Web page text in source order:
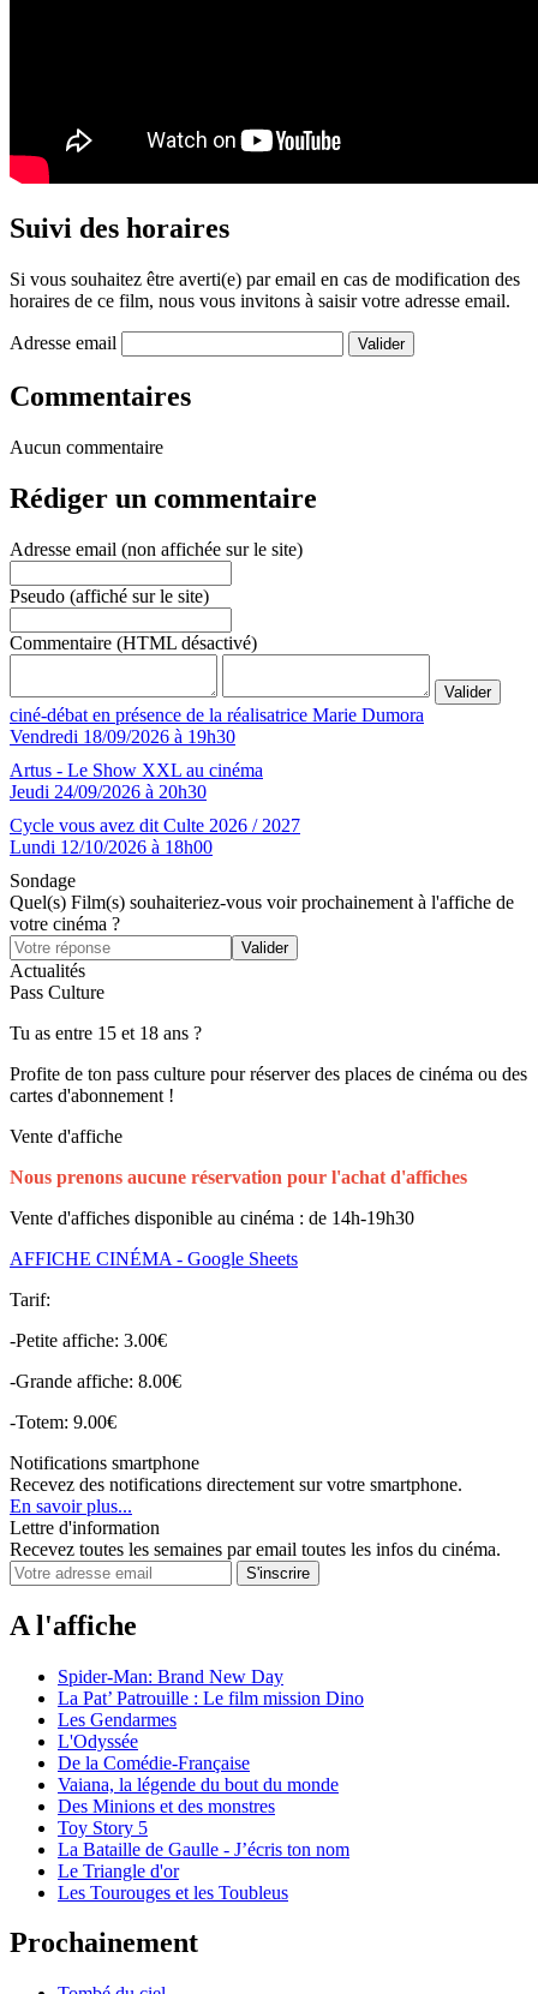
Suivi des horaires
Si vous souhaitez être averti(e) par email en cas de modification des
horaires de ce film, nous vous invitons à saisir votre adresse email.
Adresse email
Commentaires
Aucun commentaire
Rédiger un commentaire
Adresse email (non affichée sur le site)
Pseudo (affiché sur le site)
Commentaire (HTML désactivé)
ciné-débat en présence de la réalisatrice Marie Dumora
Vendredi 18/09/2026 à 19h30
Artus - Le Show XXL au cinéma
Jeudi 24/09/2026 à 20h30
Cycle vous avez dit Culte 2026 / 2027
Lundi 12/10/2026 à 18h00
Sondage
Quel(s) Film(s) souhaiteriez-vous voir prochainement à l'affiche de
votre cinéma ?
Actualités
Pass Culture
Tu as entre 15 et 18 ans ?
Profite de ton pass culture pour réserver des places de cinéma ou des
cartes d'abonnement !
Vente d'affiche
Nous prenons aucune réservation pour l'achat d'affiches
Vente d'affiches disponible au cinéma : de 14h-19h30
AFFICHE CINÉMA - Google Sheets
Tarif:
-Petite affiche: 3.00€
-Grande affiche: 8.00€
-Totem: 9.00€
Notifications smartphone
Recevez des notifications directement sur votre smartphone.
En savoir plus...
Lettre d'information
Recevez toutes les semaines par email toutes les infos du cinéma.
A l'affiche
Spider-Man: Brand New Day
La Pat’ Patrouille : Le film mission Dino
Les Gendarmes
L'Odyssée
De la Comédie-Française
Vaiana, la légende du bout du monde
Des Minions et des monstres
Toy Story 5
La Bataille de Gaulle - J’écris ton nom
Le Triangle d'or
Les Tourouges et les Toubleus
Prochainement